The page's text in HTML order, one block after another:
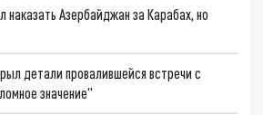
наказать Азербайджан за Карабах, но
детали провалившейся встречи с
значение"